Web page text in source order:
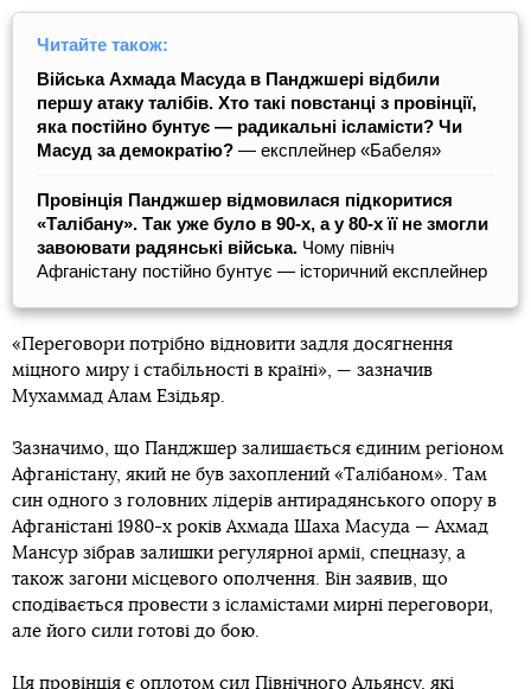
Читайте також:
Війська Ахмада Масуда в Панджшері відбили
першу атаку талібів. Хто такі повстанці з провінції,
яка постійно бунтує — радикальні ісламісти? Чи
Масуд за демократію? — експлейнер «Бабеля»
Провінція Панджшер відмовилася підкоритися
«Талібану». Так уже було в 90-х, а у 80-х її не змогли
завоювати радянські війська. Чому північ
Афганістану постійно бунтує — історичний експлейнер
«Переговори потрібно відновити задля досягнення
міцного миру і стабільності в країні», — зазначив
Мухаммад Алам Езідьяр.
Зазначимо, що Панджшер залишається єдиним регіоном
Афганістану, який не був захоплений «Талібаном». Там
син одного з головних лідерів антирадянського опору в
Афганістані 1980-х років Ахмада Шаха Масуда — Ахмад
Мансур зібрав залишки регулярної армії, спецназу, а
також загони місцевого ополчення. Він заявив, що
сподівається провести з ісламістами мирні переговори,
але його сили готові до бою.
Ця провінція є оплотом сил Північного Альянсу, які